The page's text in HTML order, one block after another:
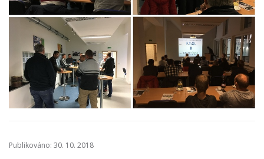
Publikováno: 30. 10. 2018